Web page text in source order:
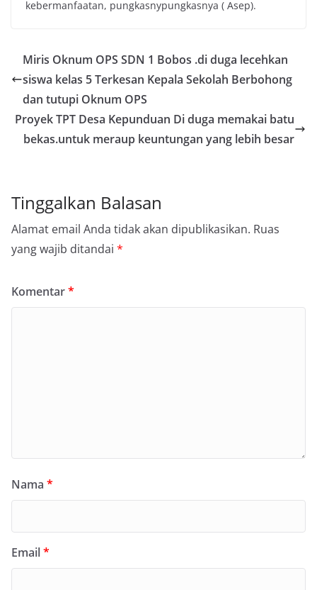
kebermanfaatan, pungkasnypungkasnya ( Asep).
Miris Oknum OPS SDN 1 Bobos .di duga lecehkan
siswa kelas 5 Terkesan Kepala Sekolah Berbohong
dan tutupi Oknum OPS
Proyek TPT Desa Kepunduan Di duga memakai batu
bekas.untuk meraup keuntungan yang lebih besar
Tinggalkan Balasan
Alamat email Anda tidak akan dipublikasikan. Ruas
yang wajib ditandai *
Komentar*
Nama *
Email*